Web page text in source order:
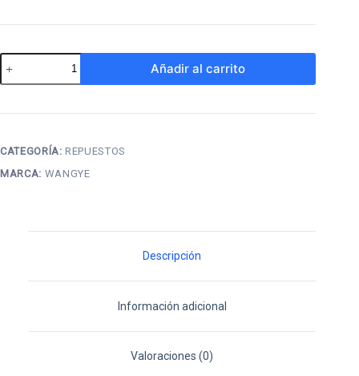
de
(matrix
y
cantidad
Añadir al carrito
CATEGORÍA: REPUESTOS
MARCA: WANGYE
Descripción
Información adicional
Valoraciones (0)